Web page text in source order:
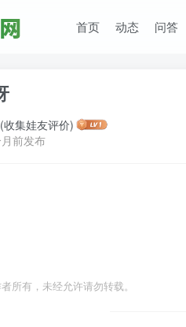
首页 动态 问答
收集娃友评价)
前发布
所有，未经允许请勿转载。